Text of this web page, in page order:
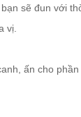
sẽ đun với
vị.
ấn cho